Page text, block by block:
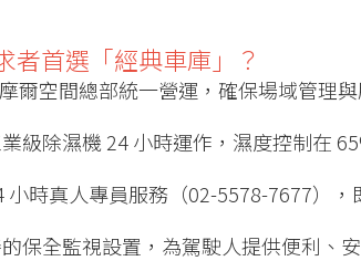
者首選「經典車庫」？
爾空間總部統一營運，確保場域管理
級除濕機 24 小時運作，濕度控制在
小時真人專員服務（02-5578-7677），
保全監視設置，為駕駛人提供便利、